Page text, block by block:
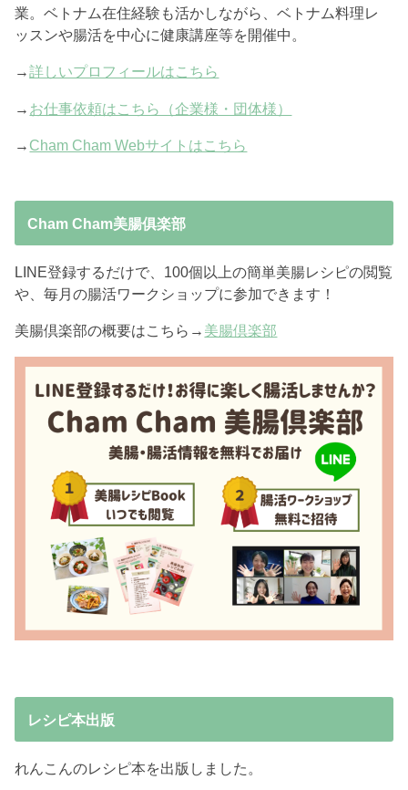
業。ベトナム在住経験も活かしながら、ベトナム料理レ
ッスンや腸活を中心に健康講座等を開催中。
→詳しいプロフィールはこちら
→ お仕事依頼はこちら（企業様・団体様）
→ Cham Cham Webサイトはこちら
Cham Cham美腸俱楽部
LINE登録するだけで、100個以上の簡単美腸レシピの閲覧
や、毎月の腸活ワークショップに参加できます！
美腸倶楽部の概要はこちら→ 美腸倶楽部
レシピ本出版
れんこんのレシピ本を出版しました。